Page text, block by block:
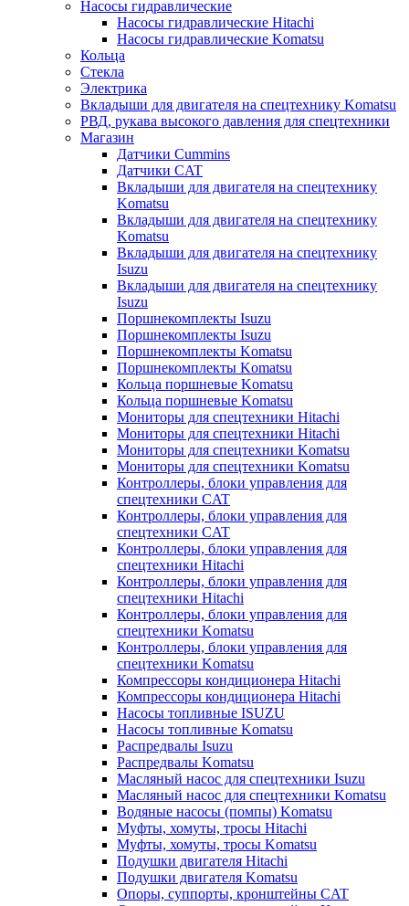
Насосы гидравлические
Насосы гидравлические Hitachi
Насосы гидравлические Komatsu
Кольца
Стекла
Электрика
Вкладыши для двигателя на спецтехнику Komatsu
РВД, рукава высокого давления для спецтехники
Магазин
Датчики Cummins
Датчики CAT
Вкладыши для двигателя на спецтехнику
Komatsu
Вкладыши для двигателя на спецтехнику
Komatsu
Вкладыши для двигателя на спецтехнику
Isuzu
Вкладыши для двигателя на спецтехнику
Isuzu
Поршнекомплекты Isuzu
Поршнекомплекты Isuzu
Поршнекомплекты Komatsu
Поршнекомплекты Komatsu
Кольца поршневые Komatsu
Кольца поршневые Komatsu
Мониторы для спецтехники Hitachi
Мониторы для спецтехники Hitachi
Мониторы для спецтехники Komatsu
Мониторы для спецтехники Komatsu
Контроллеры, блоки управления для
спецтехники CAT
Контроллеры, блоки управления для
спецтехники CAT
Контроллеры, блоки управления для
спецтехники Hitachi
Контроллеры, блоки управления для
спецтехники Hitachi
Контроллеры, блоки управления для
спецтехники Komatsu
Контроллеры, блоки управления для
спецтехники Komatsu
Компрессоры кондиционера Hitachi
Компрессоры кондиционера Hitachi
Насосы топливные ISUZU
Насосы топливные Komatsu
Распредвалы Isuzu
Распредвалы Komatsu
Масляный насос для спецтехники Isuzu
Масляный насос для спецтехники Komatsu
Водяные насосы (помпы) Komatsu
Муфты, хомуты, тросы Hitachi
Муфты, хомуты, тросы Komatsu
Подушки двигателя Hitachi
Подушки двигателя Komatsu
Опоры, суппорты, кронштейны CAT